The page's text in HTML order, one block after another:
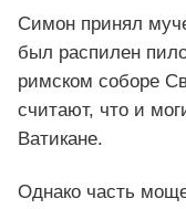
Симон принял
был распилен
римском соборе
считают, что и
Ватикане.
Однако часть